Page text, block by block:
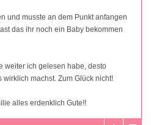
und musste an dem Punkt anfangen
das ihr noch ein Baby bekommen
weiter ich gelesen habe, desto
machst. Zum Glück nicht!
alles erdenklich Gute!!